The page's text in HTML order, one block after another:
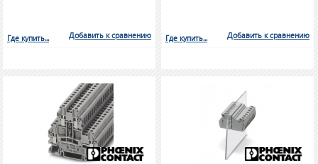
Добавить к сравнению
Где купить... Добавить к сравнению
Где купить...